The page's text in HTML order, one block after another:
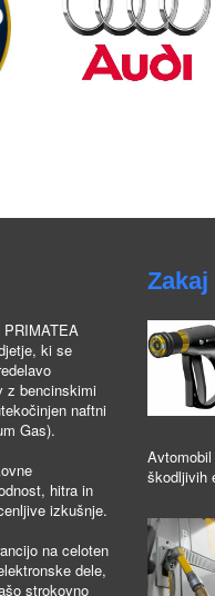
PRIMATEA
ki se
z bencinskimi
naftni
Gas).
hitra in
izkušnje.
na celoten
dele,
strokovno
škodljivih